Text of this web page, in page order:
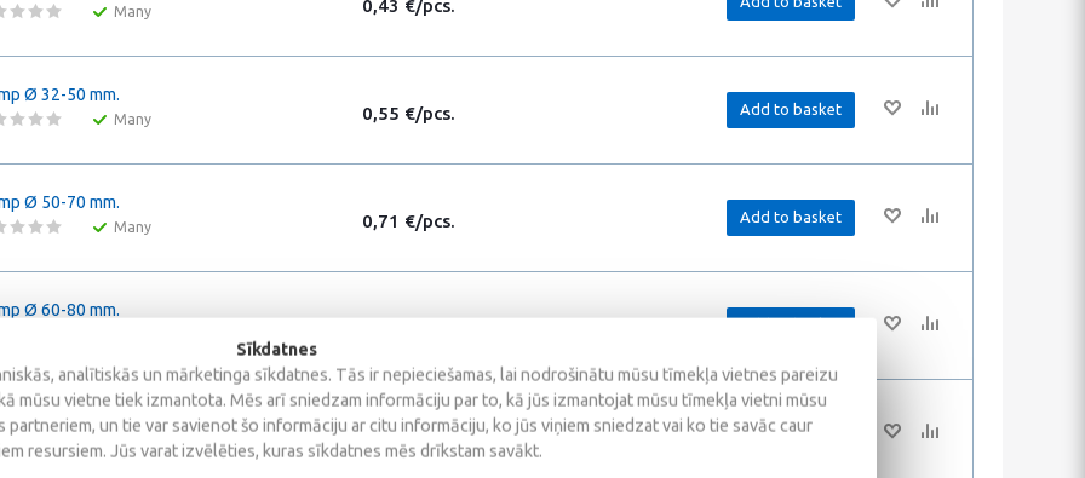
Many 0,43 €/pcs.
Ø 32-50 mm.
Many 0,55 €/pcs. Add to basket
Ø 50-70 mm.
Many 0,71 €/pcs. Add to basket
Ø 60-80 mm.
Ø 70-90 mm.
Many 0,70 €/pcs. Add to basket
Sīkdatnes
analītiskās un mārketinga sīkdatnes. Tās ir nepieciešamas, lai nodrošinātu mūsu tīmekļa vietnes pareizu
mūsu vietne tiek izmantota. Mēs arī sniedzam informāciju par to, kā jūs izmantojat mūsu tīmekļa vietni mūsu
un tie var savienot šo informāciju ar citu informāciju, ko jūs viņiem sniedzat vai ko tie savāc caur
resursiem. Jūs varat izvēlēties, kuras sīkdatnes mēs drīkstam savākt.